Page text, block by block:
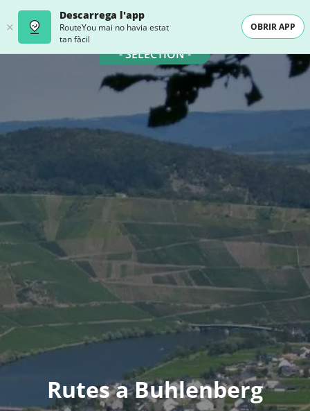
Descarrega l'app
RouteYou mai no havia estat
tan fàcil
OBRIR APP
- SELECTION -
Rutes a Buhlenberg